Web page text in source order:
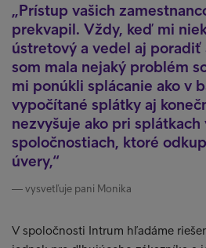
Prístup vašich
prekvapil. Vždy, keď mi
ústretový a vedel aj
som mala nejaký problém
mi ponúkli splácanie ako v
vypočítané splátky aj
nezvyšuje ako pri splátkach
spoločnostiach, ktoré
úvery,
vysvetľuje pani Monika
V spoločnosti Intrum hľadáme